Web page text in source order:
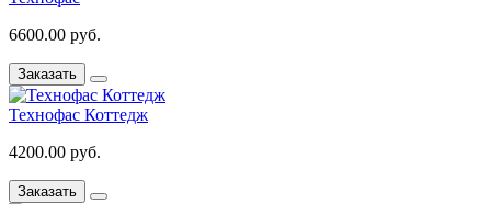
6600.00 руб.
Заказать
Технофас Коттедж
4200.00 руб.
Заказать